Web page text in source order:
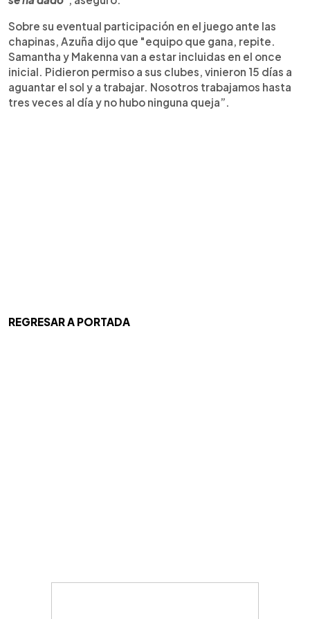
Sobre su eventual participación en el juego ante las
chapinas, Azuña dijo que "equipo que gana, repite.
Samantha y Makenna van a estar incluidas en el once
inicial. Pidieron permiso a sus clubes, vinieron 15 días a
aguantar el sol y a trabajar. Nosotros trabajamos hasta
tres veces al día y no hubo ninguna queja”.
REGRESAR A PORTADA